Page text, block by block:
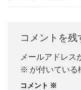
コメントを残
メールアドレス
※ が付いている
コメント ※